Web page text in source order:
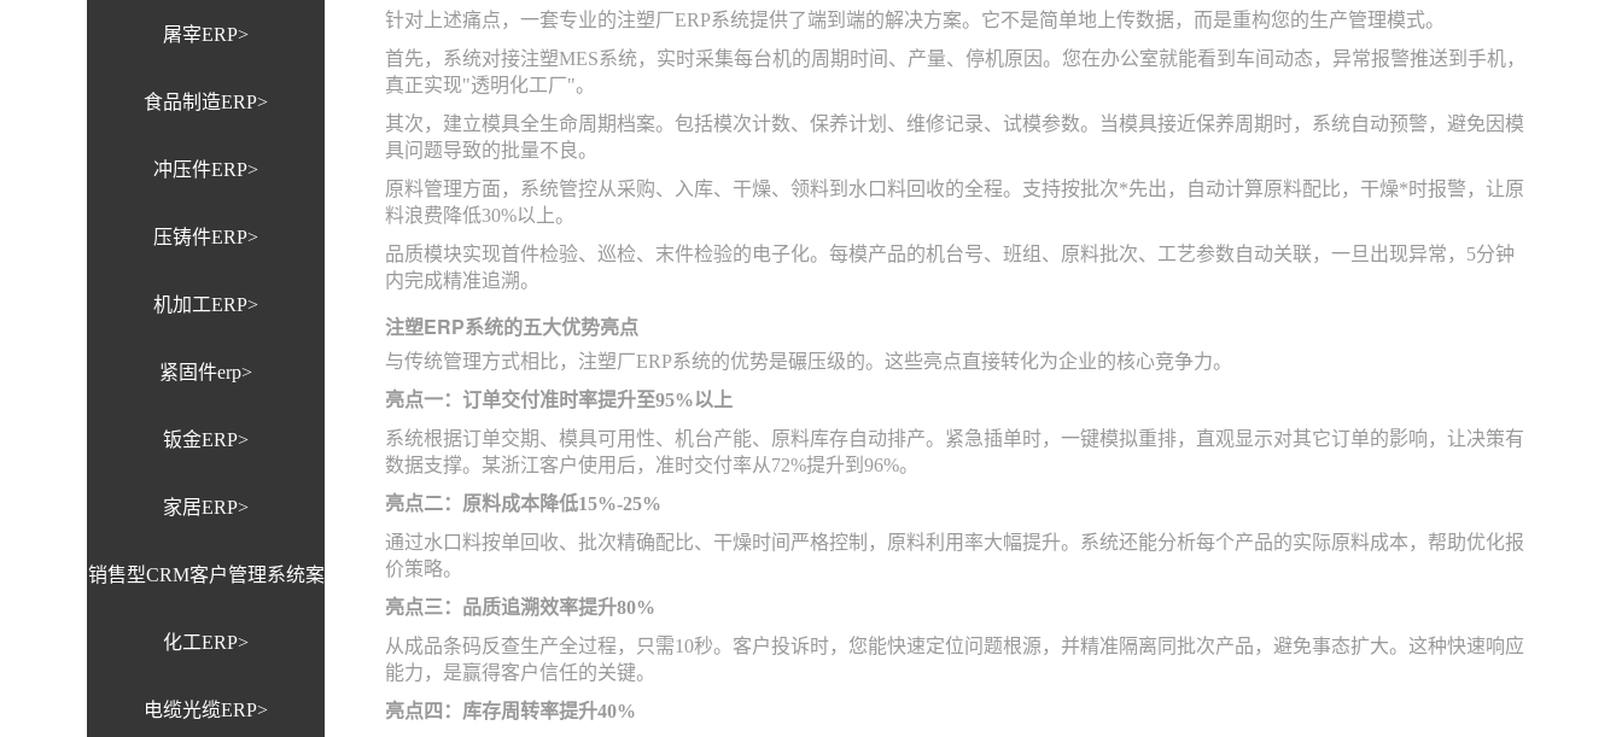
屠宰ERP>
食品制造ERP>
冲压件ERP>
压铸件ERP>
机加工ERP>
紧固件erp>
钣金ERP>
家居ERP>
销售型CRM客户管理系统案
例>
化工ERP>
电缆光缆ERP>
针对上述痛点，一套专业的注塑厂ERP系统提供了端到端的解决方案。它不是简单地上传数据，而是重构您的生产管理模式。
首先，系统对接注塑MES系统，实时采集每台机的周期时间、产量、停机原因。您在办公室就能看到车间动态，异常报警推送到手机，
真正实现"透明化工厂"。
其次，建立模具全生命周期档案。包括模次计数、保养计划、维修记录、试模参数。当模具接近保养周期时，系统自动预警，避免因模
具问题导致的批量不良。
原料管理方面，系统管控从采购、入库、干燥、领料到水口料回收的全程。支持按批次*先出，自动计算原料配比，干燥*时报警，让原
料浪费降低30%以上。
品质模块实现首件检验、巡检、末件检验的电子化。每模产品的机台号、班组、原料批次、工艺参数自动关联，一旦出现异常，5分钟
内完成精准追溯。
注塑ERP系统的五大优势亮点
与传统管理方式相比，注塑厂ERP系统的优势是碾压级的。这些亮点直接转化为企业的核心竞争力。
亮点一：订单交付准时率提升至95%以上
系统根据订单交期、模具可用性、机台产能、原料库存自动排产。紧急插单时，一键模拟重排，直观显示对其它订单的影响，让决策有
数据支撑。某浙江客户使用后，准时交付率从72%提升到96%。
亮点二：原料成本降低15%-25%
通过水口料按单回收、批次精确配比、干燥时间严格控制，原料利用率大幅提升。系统还能分析每个产品的实际原料成本，帮助优化报
价策略。
亮点三：品质追溯效率提升80%
从成品条码反查生产全过程，只需10秒。客户投诉时，您能快速定位问题根源，并精准隔离同批次产品，避免事态扩大。这种快速响应
能力，是赢得客户信任的关键。
亮点四：库存周转率提升40%